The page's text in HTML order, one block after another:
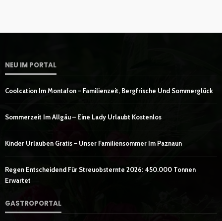
NEU IM PORTAL
Coolcation Im Montafon – Familienzeit, Bergfrische Und Sommerglück
Sommerzeit Im Allgäu – Eine Lady Urlaubt Kostenlos
Kinder Urlauben Gratis – Unser Familiensommer Im Paznaun
Regen Entscheidend Für Streuobsternte 2026: 450.000 Tonnen
Erwartet
GASTROPORTAL